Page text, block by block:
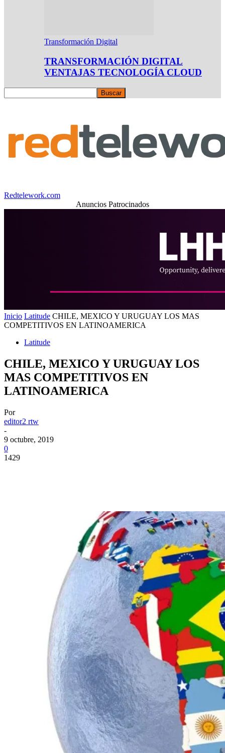
Transformación Digital
TRANSFORMACIÓN DIGITAL
VENTAJAS TECNOLOGÍA CLOUD
Redtelework.com
Anuncios Patrocinados
Inicio Latitude CHILE, MEXICO Y URUGUAY LOS MAS
COMPETITIVOS EN LATINOAMERICA
Latitude
CHILE, MEXICO Y URUGUAY LOS
MAS COMPETITIVOS EN
LATINOAMERICA
Por
editor2 rtw
-
9 octubre, 2019
0
1429